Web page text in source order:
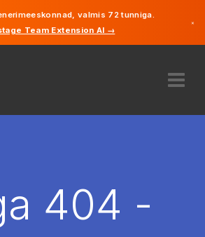
valmis 72 tunniga.
Team Extension AI →
×
404 -